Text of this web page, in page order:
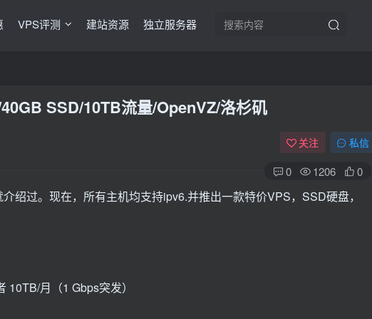
VPS评测 建站资源 独立服务器
SSD/10TB流量/OpenVZ/洛杉矶
关注 私信
0 1206 0
绍过。现在，所有主机均支持ipv6.并推出一款特价VPS，SSD硬盘，
月（1 Gbps突发）